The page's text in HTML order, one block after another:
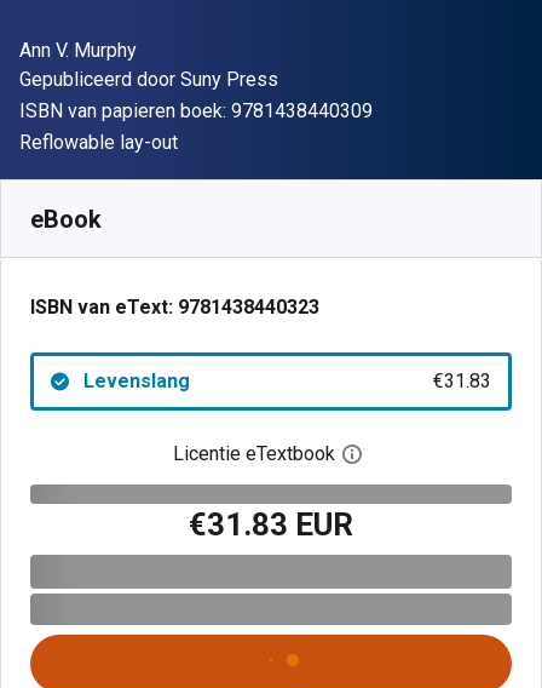
Auteur(s)
Ann V. Murphy
Uitgever
Gepubliceerd door Suny Press
ISBN van papieren boek: 9781438440309"ISBN-13
Indeling
Reflowable lay-out
eBook
ISBN van eText: 9781438440323
Levenslang €31.83
Licentie eTextbook Open het
€31.83 EUR